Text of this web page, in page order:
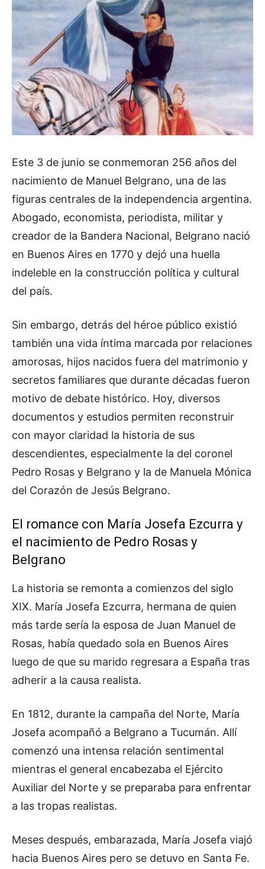
Este 3 de junio se conmemoran 256 años del
nacimiento de Manuel Belgrano, una de las
figuras centrales de la independencia argentina.
Abogado, economista, periodista, militar y
creador de la Bandera Nacional, Belgrano nació
en Buenos Aires en 1770 y dejó una huella
indeleble en la construcción política y cultural
del país.
Sin embargo, detrás del héroe público existió
también una vida íntima marcada por relaciones
amorosas, hijos nacidos fuera del matrimonio y
secretos familiares que durante décadas fueron
motivo de debate histórico. Hoy, diversos
documentos y estudios permiten reconstruir
con mayor claridad la historia de sus
descendientes, especialmente la del coronel
Pedro Rosas y Belgrano y la de Manuela Mónica
del Corazón de Jesús Belgrano.
El romance con María Josefa Ezcurra y
el nacimiento de Pedro Rosas y
Belgrano
La historia se remonta a comienzos del siglo
XIX. María Josefa Ezcurra, hermana de quien
más tarde sería la esposa de Juan Manuel de
Rosas, había quedado sola en Buenos Aires
luego de que su marido regresara a España tras
adherir a la causa realista.
En 1812, durante la campaña del Norte, María
Josefa acompañó a Belgrano a Tucumán. Allí
comenzó una intensa relación sentimental
mientras el general encabezaba el Ejército
Auxiliar del Norte y se preparaba para enfrentar
a las tropas realistas.
Meses después, embarazada, María Josefa viajó
hacia Buenos Aires pero se detuvo en Santa Fe.